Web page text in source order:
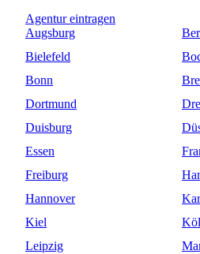
Agentureintragen
Augsburg
Bielefeld
Bonn
Dortmund
Duisburg
Essen
Freiburg
Hannover
Kiel
Leipzig